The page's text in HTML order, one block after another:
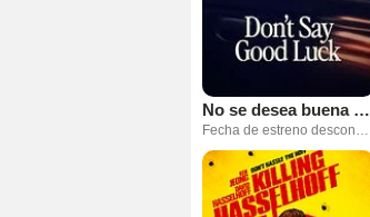
No se desea buena suerte